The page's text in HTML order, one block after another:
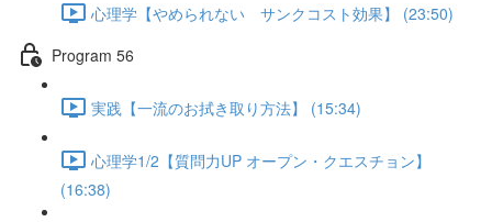
心理学【やめられない サンクコスト効果】 (23:50)
Program 56
実践【一流のお拭き取り方法】 (15:34)
心理学1/2【質問力UP オープン・クエスチョン】
(16:38)